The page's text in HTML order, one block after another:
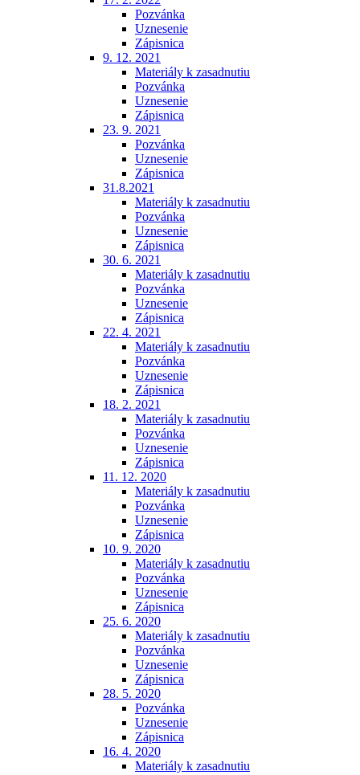
Pozvánka
Uznesenie
Zápisnica
9. 12. 2021
Materiály k zasadnutiu
Pozvánka
Uznesenie
Zápisnica
23. 9. 2021
Pozvánka
Uznesenie
Zápisnica
31.8.2021
Materiály k zasadnutiu
Pozvánka
Uznesenie
Zápisnica
30. 6. 2021
Materiály k zasadnutiu
Pozvánka
Uznesenie
Zápisnica
22. 4. 2021
Materiály k zasadnutiu
Pozvánka
Uznesenie
Zápisnica
18. 2. 2021
Materiály k zasadnutiu
Pozvánka
Uznesenie
Zápisnica
11. 12. 2020
Materiály k zasadnutiu
Pozvánka
Uznesenie
Zápisnica
10. 9. 2020
Materiály k zasadnutiu
Pozvánka
Uznesenie
Zápisnica
25. 6. 2020
Materiály k zasadnutiu
Pozvánka
Uznesenie
Zápisnica
28. 5. 2020
Pozvánka
Uznesenie
Zápisnica
16. 4. 2020
Materiály k zasadnutiu